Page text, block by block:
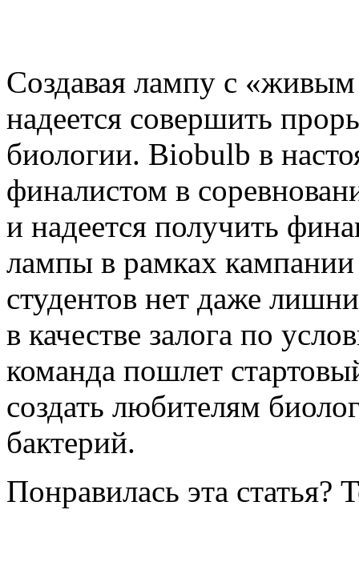
Создавая лампу с «живым
надеется совершить
биологии. Biobulb в
финалистом в
и надеется получить
лампы в рамках
студентов нет даже
в качестве залога по
команда пошлет
создать любителям
бактерий.
Понравилась эта статья?